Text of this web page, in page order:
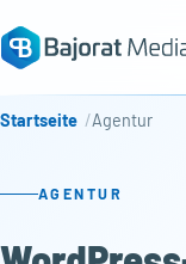
Startseite Agentur
AGENTUR